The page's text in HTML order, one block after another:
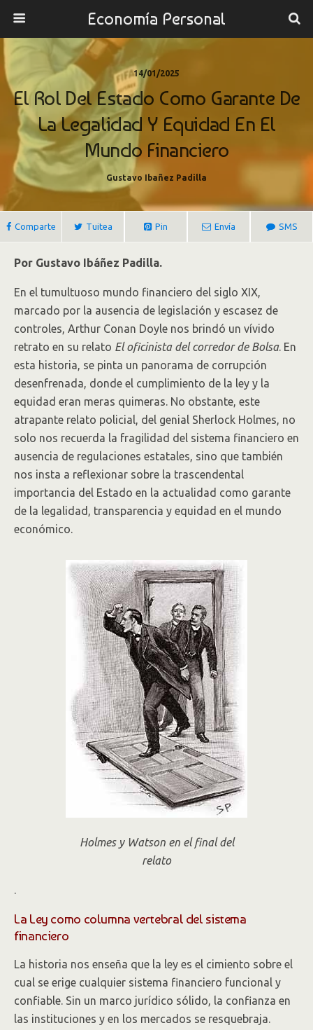
Economía Personal
14/01/2025
El Rol Del Estado Como Garante De
La Legalidad Y Equidad En El
Mundo Financiero
Gustavo Ibañez Padilla
Comparte Tuitea Pin Envía SMS
Por Gustavo Ibáñez Padilla.
En el tumultuoso mundo financiero del siglo XIX,
marcado por la ausencia de legislación y escasez de
controles, Arthur Conan Doyle nos brindó un vívido
retrato en su relato El oficinista del corredor de Bolsa. En
esta historia, se pinta un panorama de corrupción
desenfrenada, donde el cumplimiento de la ley y la
equidad eran meras quimeras. No obstante, este
atrapante relato policial, del genial Sherlock Holmes, no
solo nos recuerda la fragilidad del sistema financiero en
ausencia de regulaciones estatales, sino que también
nos insta a reflexionar sobre la trascendental
importancia del Estado en la actualidad como garante
de la legalidad, transparencia y equidad en el mundo
económico.
Holmes y Watson en el final del
relato
.
La Ley como columna vertebral del sistema
financiero
La historia nos enseña que la ley es el cimiento sobre el
cual se erige cualquier sistema financiero funcional y
confiable. Sin un marco jurídico sólido, la confianza en
las instituciones y en los mercados se resquebraja.